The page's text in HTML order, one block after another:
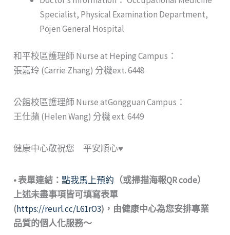
Specialist, Physical Examination Department,
Pojen General Hospital
和平校區護理師 Nurse at Heping Campus：
張嘉玲 (Carrie Zhang) 分機ext. 6448
公館校區護理師 Nurse atGongguan Campus：
王仕蘋 (Helen Wang) 分機 ext. 6449
健康中心敬祝您 平安順心♥
• 表單連結： 點我馬上預約 （或掃描海報QR code）
上述未盡事項皆可填寫表單
(https://reurl.cc/L61rO3)，由健康中心為您安排專業
品質的個人化服務～